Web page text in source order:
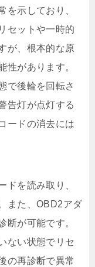
を示しており、
セットや一時的
が、根本的な原
性があります。
で後輪を回転さ
告灯が点灯する
ードの消去には
ドを読み取り、
また、OBD2アダ
断が可能です。
ない状態でリセ
の再診断で異常